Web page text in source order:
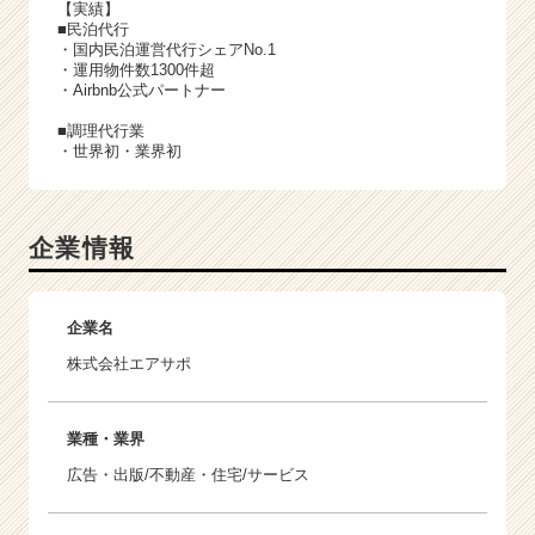
【実績】
■民泊代行
・国内民泊運営代行シェアNo.1
・運用物件数1300件超
・Airbnb公式パートナー
■調理代行業
・世界初・業界初
企業情報
企業名
株式会社エアサポ
業種・業界
広告・出版/不動産・住宅/サービス